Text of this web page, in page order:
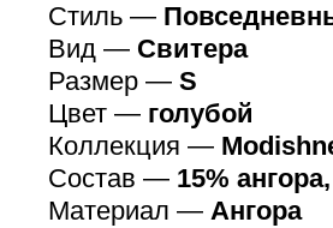
Стиль —
Вид — Свитера
Размер — S
Цвет — голубой
Коллекция —
Состав — 15%
Материал — Ангора